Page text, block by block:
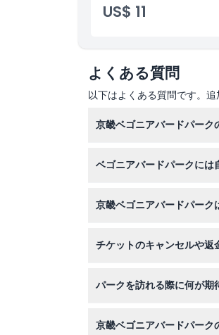
営業時間
場所
行き方
引換方法
キャンセルポリシー
US$ 11
よくある質問
以下はよくある質問です。
京畿ベゴニアバードパーク
の可能性がありますので
ベゴニアバードパークには
京畿ベゴニアバードパーク
チケットのキャンセルや返
パークを訪れる際に何が期
京畿ベゴニアバードパーク